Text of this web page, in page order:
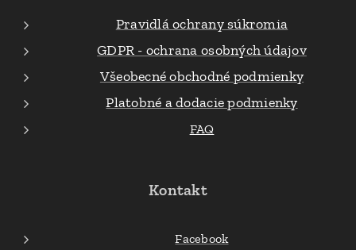
Pravidlá ochrany súkromia
GDPR - ochrana osobných údajov
Všeobecné obchodné podmienky
Platobné a dodacie podmienky
FAQ
Kontakt
Facebook